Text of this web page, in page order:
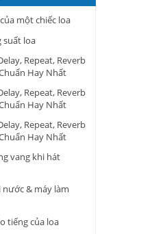
một chiếc loa
suất loa
Repeat, Reverb
Hay Nhất
Repeat, Reverb
Hay Nhất
Repeat, Reverb
Hay Nhất
vang khi hát
& máy làm
tiếng của loa